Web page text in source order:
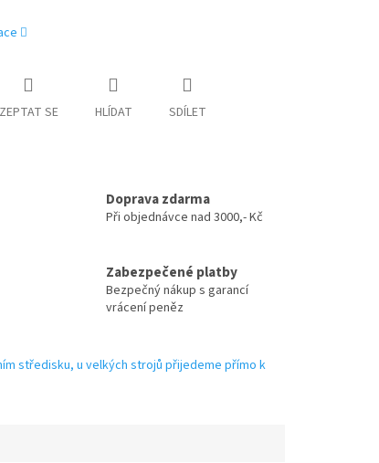
ZEPTAT SE HLÍDAT SDÍLET
Doprava zdarma
Při objednávce nad 3000,- Kč
Zabezpečené platby
Bezpečný nákup s garancí
vrácení peněz
středisku, u velkých strojů přijedeme přímo k